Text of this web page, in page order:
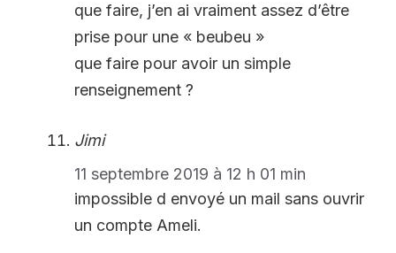
que faire, j’en ai vraiment assez d’être
prise pour une « beubeu »
que faire pour avoir un simple
renseignement ?
Jimi
11 septembre 2019 à 12 h 01 min
impossible d envoyé un mail sans ouvrir
un compte Ameli.